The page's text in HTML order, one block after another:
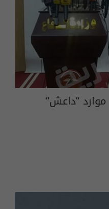
موارد "داعش"